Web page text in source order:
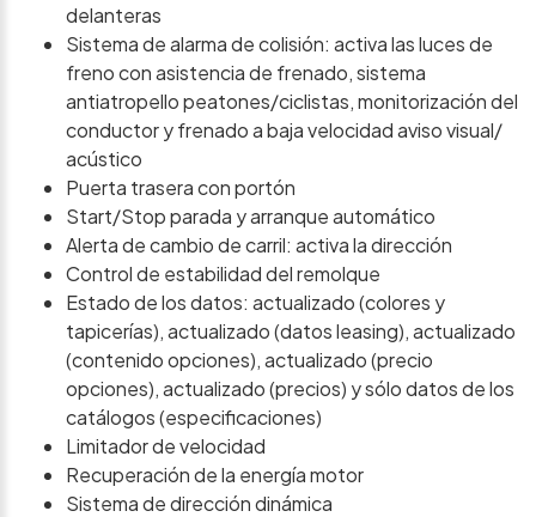
delanteras
Sistema de alarma de colisión: activa las luces de
freno con asistencia de frenado, sistema
antiatropello peatones/ciclistas, monitorización del
conductor y frenado a baja velocidad aviso visual/
acústico
Puerta trasera con portón
Start/Stop parada y arranque automático
Alerta de cambio de carril: activa la dirección
Control de estabilidad del remolque
Estado de los datos: actualizado (colores y
tapicerías), actualizado (datos leasing), actualizado
(contenido opciones), actualizado (precio
opciones), actualizado (precios) y sólo datos de los
catálogos (especificaciones)
Limitador de velocidad
Recuperación de la energía motor
Sistema de dirección dinámica